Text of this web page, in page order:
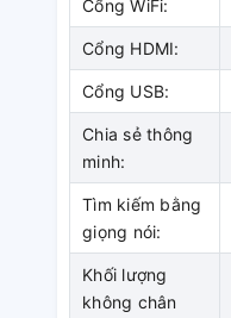
Cổng WiFi:
Cổng HDMI:
Cổng USB:
Chia sẻ thông
minh:
Tìm kiếm bằng
giọng nói:
Khối lượng
không chân